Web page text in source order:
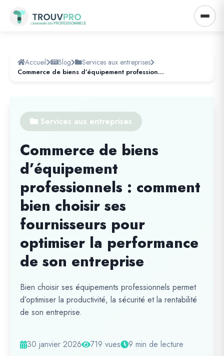
Accueil Blog Services aux entreprises
Commerce de biens d’équipement professionnels : comment bien choisir ses fournisseurs pour optimiser la performance de son entreprise
Services aux entreprises
Commerce de biens
d’équipement
professionnels : comment
bien choisir ses
fournisseurs pour
optimiser la performance
de son entreprise
Bien choisir ses équipements professionnels permet
d’optimiser la productivité, la sécurité et la rentabilité
de son entreprise.
30 janvier 2026 719 vues 9 min de lecture